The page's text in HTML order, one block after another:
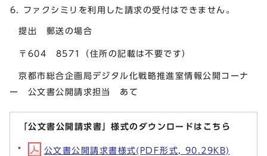
ファクシミリを利用した請求の受付はできません。
提出 郵送の場合
〒604 8571（住所の記載は不要です）
京都市総合企画局デジタル化戦略推進室情報公開コーナ
ー 公文書公開請求担当 あて
「公文書公開請求書」様式のダウンロードはこちら
公文書公開請求書様式(PDF形式, 90.29KB)